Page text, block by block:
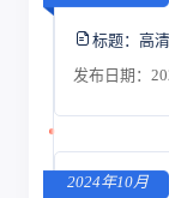
标题： 高
发布日期：
2024年10月